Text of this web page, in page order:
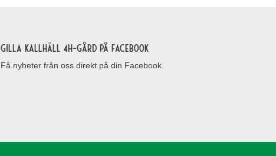
Gilla Kallhäll 4H-gård på Facebook
Få nyheter från oss direkt på din Facebook.